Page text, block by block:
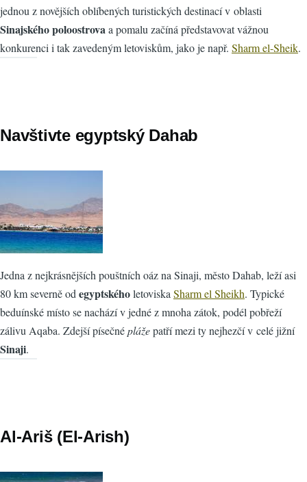
jednou z novějších oblíbených turistických destinací v oblasti
Sinajského poloostrovaa pomalu začíná představovat vážnou
konkurenci i tak zavedeným letoviskům, jako je např. Sharm el-Sheik.
Navštivte egyptský Dahab
Jedna z nejkrásnějších pouštních oáz na Sinaji, město Dahab, leží asi
80 km severně od egyptskéholetoviska Sharm el Sheikh. Typické
beduínské místo se nachází v jedné z mnoha zátok, podél pobřeží
zálivu Aqaba. Zdejší písečnéplážepatří mezi ty nejhezčí v celé jižní
Sinaji.
Al-Ariš (El-Arish)